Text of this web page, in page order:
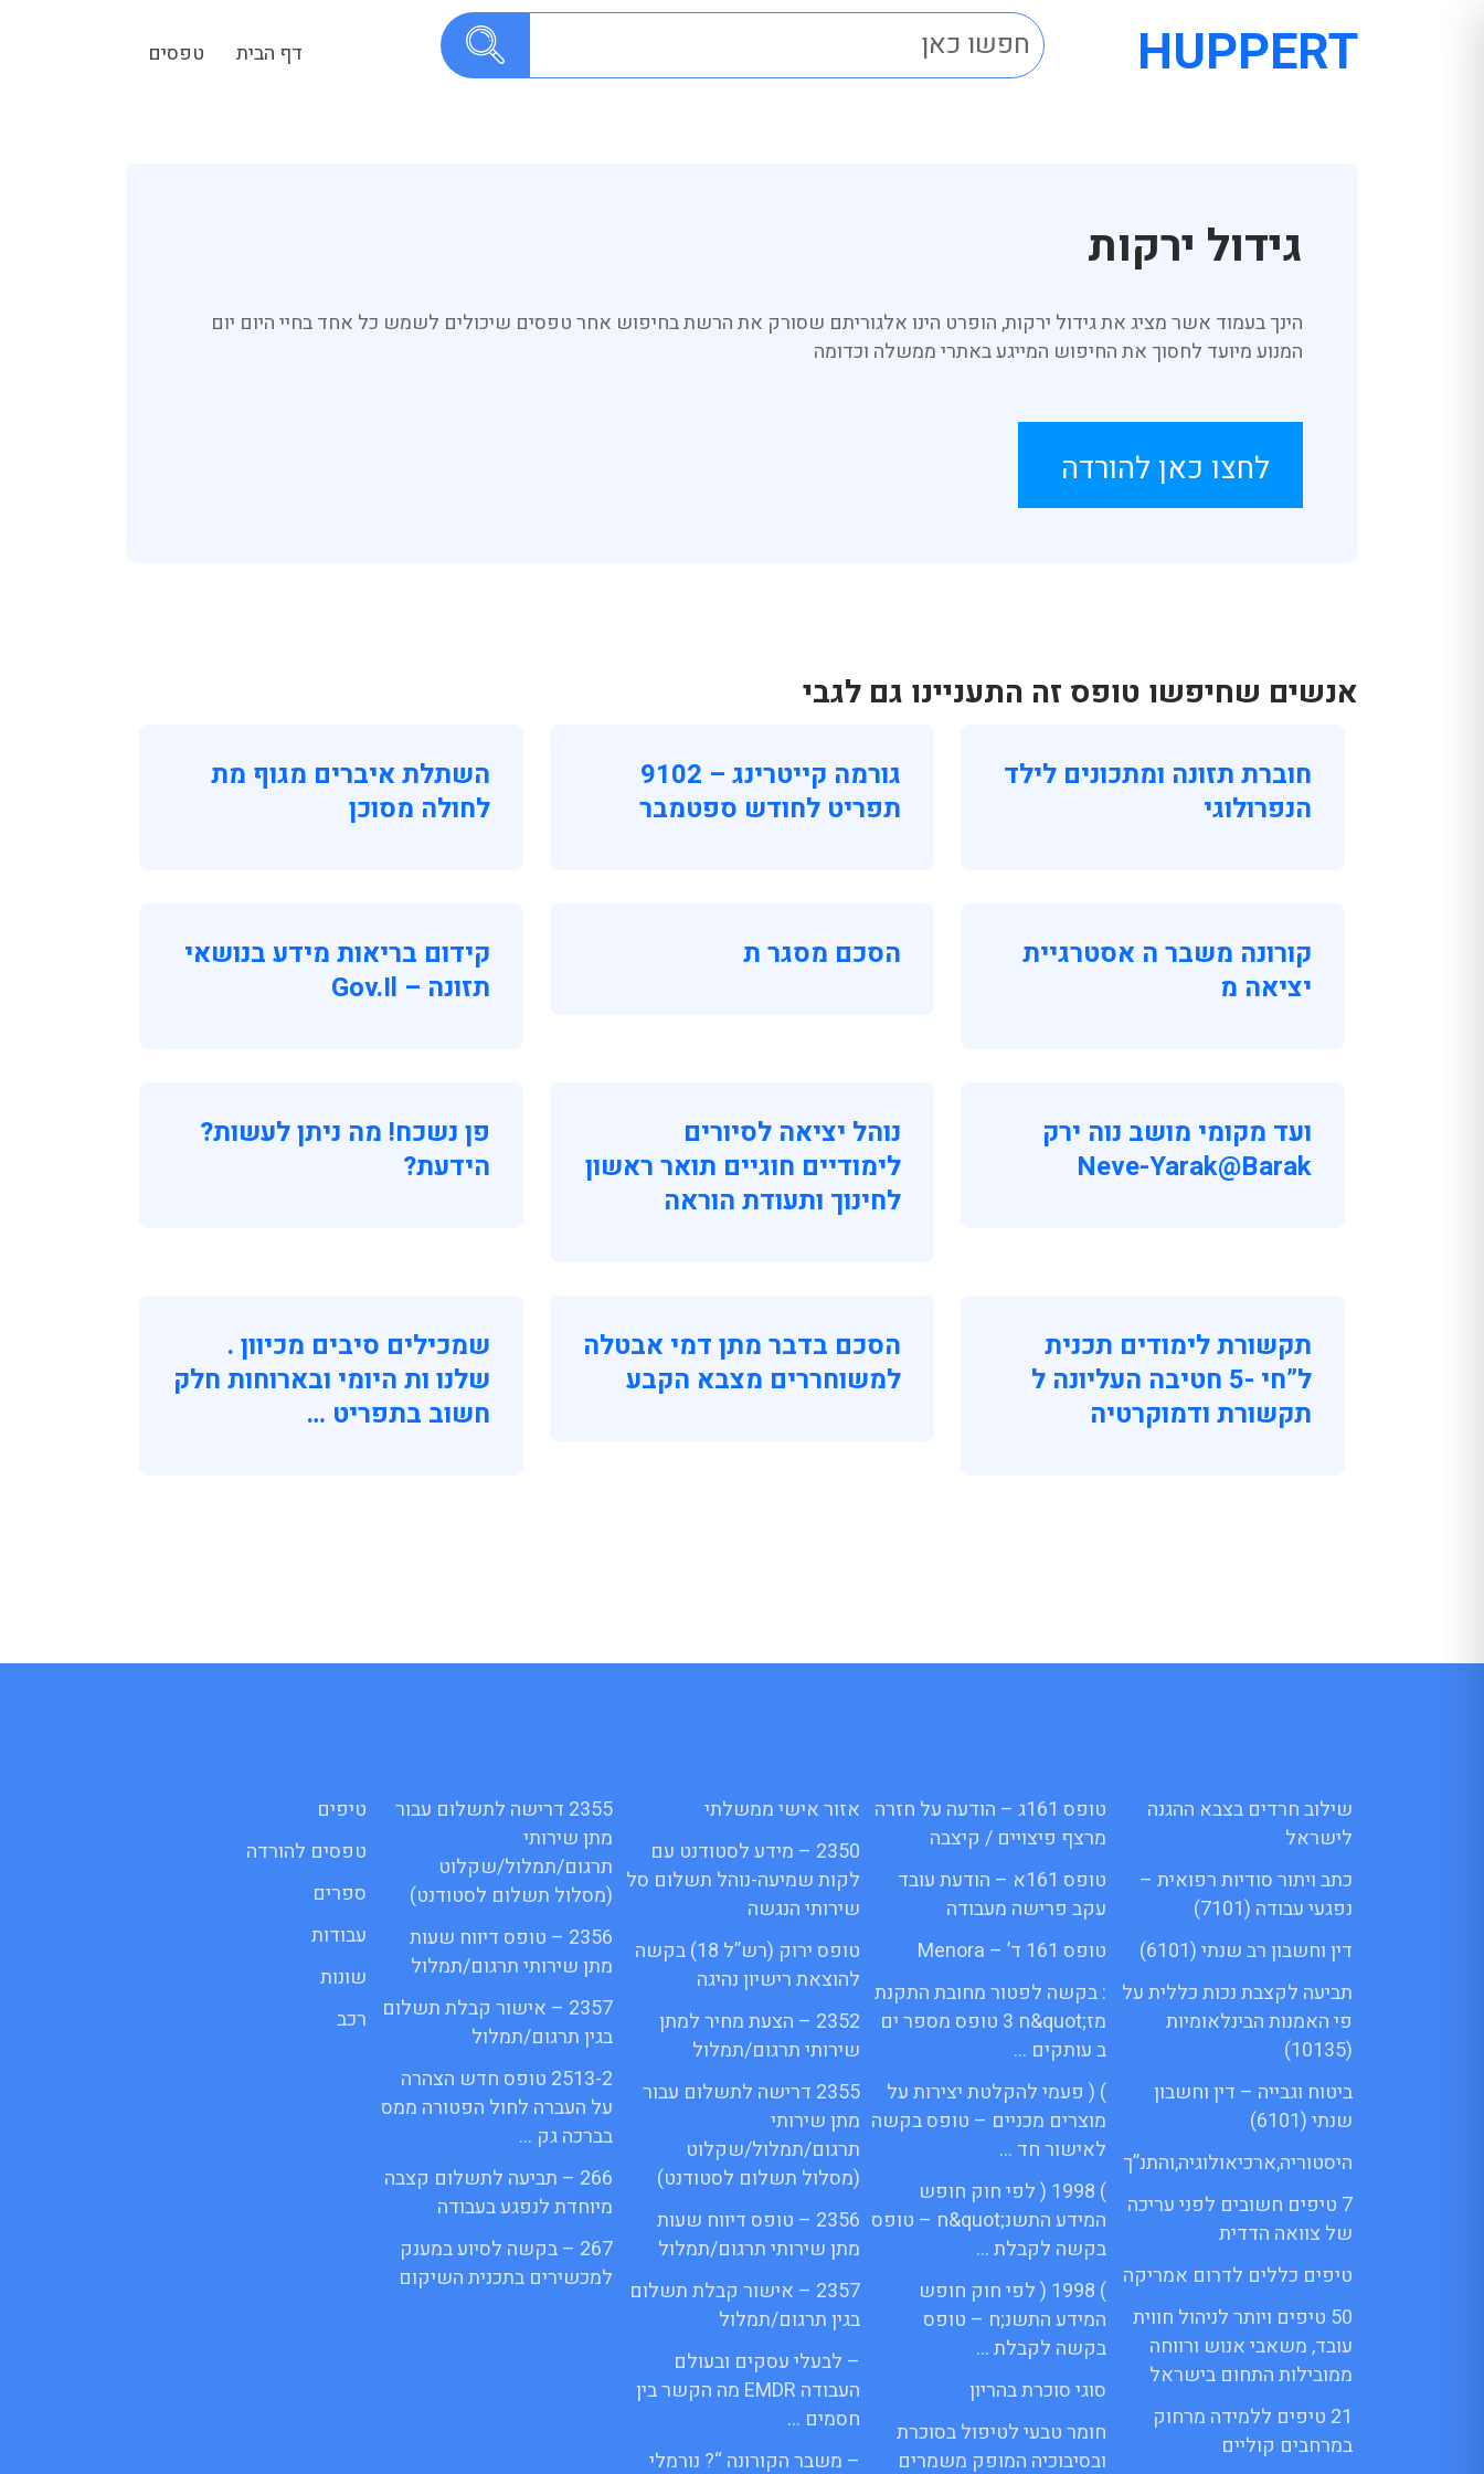
HUPPERT דף הבית טפסים
גידול ירקות
הינך בעמוד אשר מציג את גידול ירקות, הופרט הינו אלגוריתם שסורק את הרשת בחיפוש אחר טפסים שיכולים לשמש כל אחד בחיי היום יום
המנוע מיועד לחסוך את החיפוש המייגע באתרי ממשלה וכדומה
לחצו כאן להורדה
אנשים שחיפשו טופס זה התעניינו גם לגבי
חוברת תזונה ומתכונים לילד
הנפרולוגי
גורמה קייטרינג – 9102
תפריט לחודש ספטמבר
השתלת איברים מגוף מת
לחולה מסוכן
קורונה משבר ה אסטרגיית
יציאה מ
הסכם מסגר ת
קידום בריאות מידע בנושאי
תזונה – Gov.il
ועד מקומי מושב נוה ירק
Neve-Yarak@barak
נוהל יציאה לסיורים
לימודיים חוגיים תואר ראשון
לחינוך ותעודת הוראה
פן נשכח! מה ניתן לעשות?
הידעת?
תקשורת לימודים תכנית
ל”חי -5 חטיבה העליונה ל
תקשורת ודמוקרטיה
הסכם בדבר מתן דמי אבטלה
למשוחררים מצבא הקבע
שמכילים סיבים מכיוון .
שלנו ות היומי ובארוחות חלק
חשוב בתפריט …
שילוב חרדים בצבא ההגנה
לישראל
כתב ויתור סודיות רפואית –
נפגעי עבודה (7101)
דין וחשבון רב שנתי (6101)
תביעה לקצבת נכות כללית על
פי האמנות הבינלאומיות
(10135)
ביטוח וגבייה – דין וחשבון
שנתי (6101)
היסטוריה,ארכיאולוגיה,והתנ”ך
7 טיפים חשובים לפני עריכה
של צוואה הדדית
טיפים כללים לדרום אמריקה
50 טיפים ויותר לניהול חווית
עובד, משאבי אנוש ורווחה
ממובילות התחום בישראל
21 טיפים ללמידה מרחוק
במרחבים קוליים
טופס 161ג – הודעה על חזרה
מרצף פיצויים / קיצבה
טופס 161א – הודעת עובד
עקב פרישה מעבודה
טופס 161 ד’ – Menora
: בקשה לפטור מחובת התקנת
מז;quot&ח 3 טופס מספר ים
ב עותקים …
) ( פעמי להקלטת יצירות על
מוצרים מכניים – טופס בקשה
לאישור חד …
) 1998 ( לפי חוק חופש
המידע התשנ;quot&ח – טופס
בקשה לקבלת …
) 1998 ( לפי חוק חופש
המידע התשנ;ח – טופס
בקשה לקבלת …
סוגי סוכרת בהריון
חומר טבעי לטיפול בסוכרת
ובסיבוכיה המופק משמרים
אזור אישי ממשלתי
2350 – מידע לסטודנט עם
לקות שמיעה-נוהל תשלום סל
שירותי הנגשה
טופס ירוק (רש”ל 18) בקשה
להוצאת רישיון נהיגה
2352 – הצעת מחיר למתן
שירותי תרגום/תמלול
2355 דרישה לתשלום עבור
מתן שירותי
תרגום/תמלול/שקלוט
(מסלול תשלום לסטודנט)
2356 – טופס דיווח שעות
מתן שירותי תרגום/תמלול
2357 – אישור קבלת תשלום
בגין תרגום/תמלול
– לבעלי עסקים ובעולם
העבודה EMDR מה הקשר בין
חסמים …
– משבר הקורונה “? נורמלי
2355 דרישה לתשלום עבור
מתן שירותי
תרגום/תמלול/שקלוט
(מסלול תשלום לסטודנט)
2356 – טופס דיווח שעות
מתן שירותי תרגום/תמלול
2357 – אישור קבלת תשלום
בגין תרגום/תמלול
2513-2 טופס חדש הצהרה
על העברה לחול הפטורה ממס
בברכה גק …
266 – תביעה לתשלום קצבה
מיוחדת לנפגע בעבודה
267 – בקשה לסיוע במענק
למכשירים בתכנית השיקום
טיפים
טפסים להורדה
ספרים
עבודות
שונות
רכב